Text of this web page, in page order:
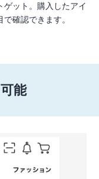
ゲット。購入したアイ
確認できます。
能